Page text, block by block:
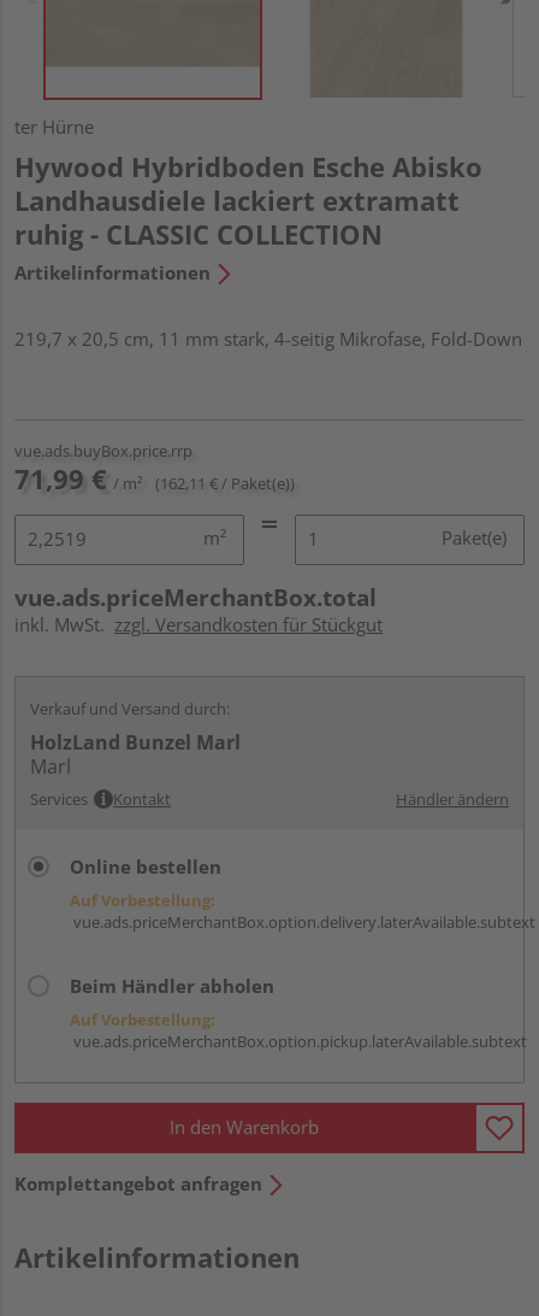
ter Hürne
Hywood Hybridboden Esche Abisko
Landhausdiele lackiert extramatt
ruhig - CLASSIC COLLECTION
Artikelinformationen
219,7 x 20,5 cm, 11 mm stark, 4-seitig Mikrofase, Fold-Down
vue.ads.buyBox.price.rrp
71,99 € / m² (162,11 € / Paket(e))
m² Paket(e)
vue.ads.priceMerchantBox.total
inkl. MwSt. zzgl. Versandkosten für Stückgut
Verkauf und Versand durch:
HolzLand Bunzel Marl
Marl
Services Kontakt Händler ändern
Online bestellen
Auf Vorbestellung:
vue.ads.priceMerchantBox.option.delivery.laterAvailable.subtext
Beim Händler abholen
Auf Vorbestellung:
vue.ads.priceMerchantBox.option.pickup.laterAvailable.subtext
In den Warenkorb
Komplettangebot anfragen
Artikelinformationen